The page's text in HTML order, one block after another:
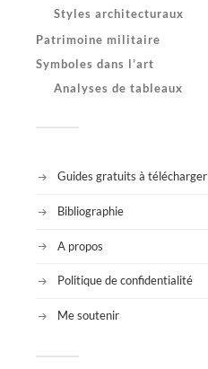
Styles architecturaux
Patrimoine militaire
Symboles dans l’art
Analyses de tableaux
Guides gratuits à télécharger
Bibliographie
A propos
Politique de confidentialité
Me soutenir